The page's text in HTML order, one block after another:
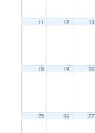
11 12 13
18 19 20
25 26 27